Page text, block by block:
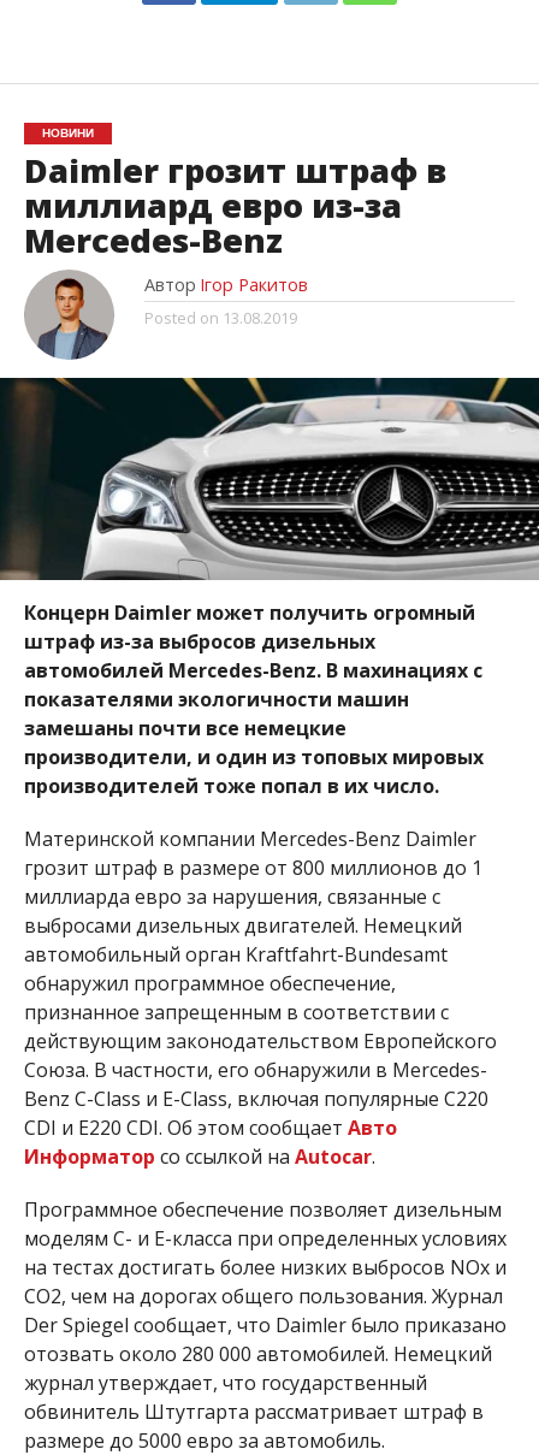
НОВИНИ
Daimler грозит штраф в
миллиард евро из-за
Mercedes-Benz
Автор Ігор Ракитов
Posted on 13.08.2019
Концерн Daimler может получить огромный
штраф из-за выбросов дизельных
автомобилей Mercedes-Benz. В махинациях с
показателями экологичности машин
замешаны почти все немецкие
производители, и один из топовых мировых
производителей тоже попал в их число.
Материнской компании Mercedes-Benz Daimler
грозит штраф в размере от 800 миллионов до 1
миллиарда евро за нарушения, связанные с
выбросами дизельных двигателей. Немецкий
автомобильный орган Kraftfahrt-Bundesamt
обнаружил программное обеспечение,
признанное запрещенным в соответствии с
действующим законодательством Европейского
Союза. В частности, его обнаружили в Mercedes-
Benz C-Class и E-Class, включая популярные C220
CDI и E220 CDI. Об этом сообщает Авто
Информатор со ссылкой на Autocar.
Программное обеспечение позволяет дизельным
моделям C- и E-класса при определенных условиях
на тестах достигать более низких выбросов NOx и
CO2, чем на дорогах общего пользования. Журнал
Der Spiegel сообщает, что Daimler было приказано
отозвать около 280 000 автомобилей. Немецкий
журнал утверждает, что государственный
обвинитель Штутгарта рассматривает штраф в
размере до 5000 евро за автомобиль.